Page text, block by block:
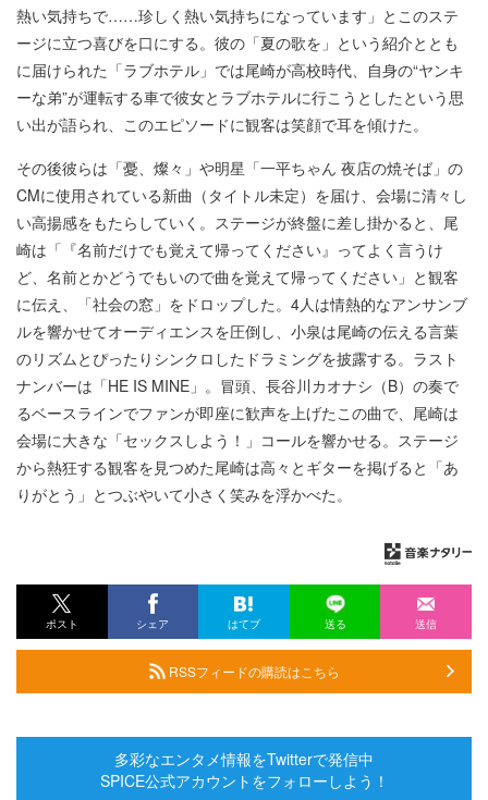
熱い気持ちで……珍しく熱い気持ちになっています」とこのステ
ージに立つ喜びを口にする。彼の「夏の歌を」という紹介ととも
に届けられた「ラブホテル」では尾崎が高校時代、自身の“ヤンキ
ーな弟”が運転する車で彼女とラブホテルに行こうとしたという思
い出が語られ、このエピソードに観客は笑顔で耳を傾けた。
その後彼らは「憂、燦々」や明星「一平ちゃん 夜店の焼そば」の
CMに使用されている新曲（タイトル未定）を届け、会場に清々し
い高揚感をもたらしていく。ステージが終盤に差し掛かると、尾
崎は「『名前だけでも覚えて帰ってください』ってよく言うけ
ど、名前とかどうでもいので曲を覚えて帰ってください」と観客
に伝え、「社会の窓」をドロップした。4人は情熱的なアンサンブ
ルを響かせてオーディエンスを圧倒し、小泉は尾崎の伝える言葉
のリズムとぴったりシンクロしたドラミングを披露する。ラスト
ナンバーは「HE IS MINE」。冒頭、長谷川カオナシ（B）の奏で
るベースラインでファンが即座に歓声を上げたこの曲で、尾崎は
会場に大きな「セックスしよう！」コールを響かせる。ステージ
から熱狂する観客を見つめた尾崎は高々とギターを掲げると「あ
りがとう」とつぶやいて小さく笑みを浮かべた。
ポスト シェア はてブ 送る 送信
RSSフィードの購読はこちら
多彩なエンタメ情報をTwitterで発信中
SPICE公式アカウントをフォローしよう！